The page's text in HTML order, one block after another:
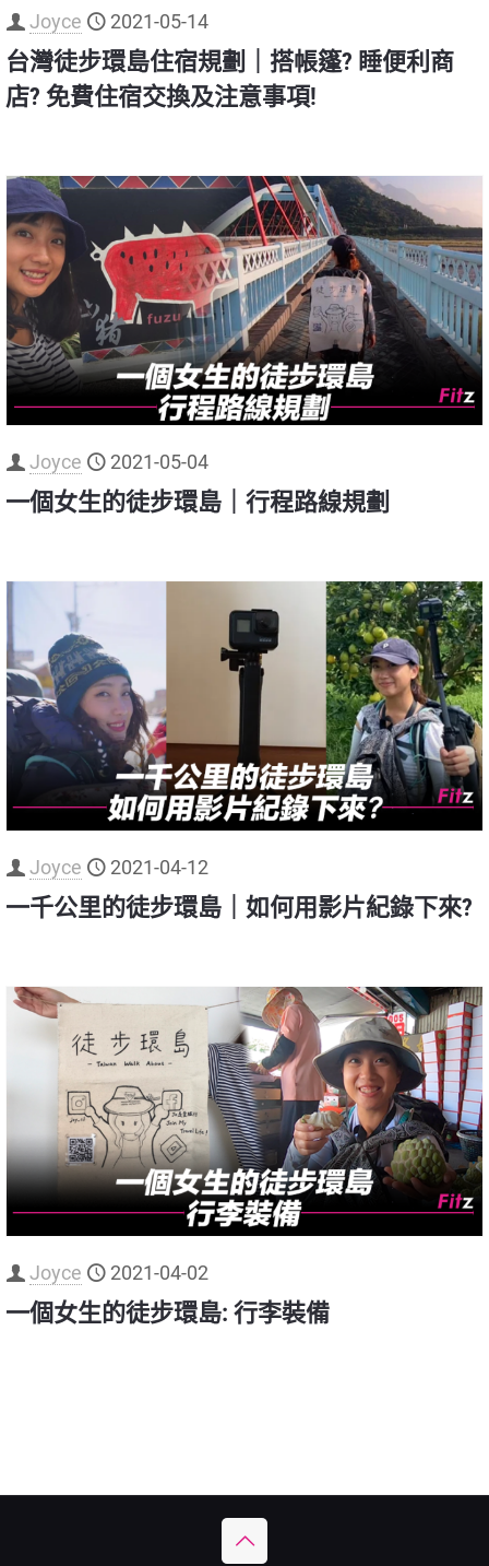
Joyce 2021-05-14
台灣徒步環島住宿規劃｜搭帳篷? 睡便利商
店? 免費住宿交換及注意事項!
Joyce 2021-05-04
一個女生的徒步環島｜行程路線規劃
Joyce 2021-04-12
一千公里的徒步環島｜如何用影片紀錄下來?
Joyce 2021-04-02
一個女生的徒步環島: 行李裝備